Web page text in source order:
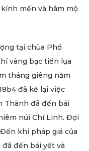
mến và hâm mộ
tại chùa Phổ
vàng bạc tiền lụa
tháng giêng năm
đã kể lại việc
Thành đã đến bái
núi Chí Linh. Đợi
khi pháp giá của
đến bái yết và